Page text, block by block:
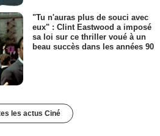
"Tu n'auras plus de souci avec
eux" : Clint Eastwood a imposé
sa loi sur ce thriller voué à un
beau succès dans les années 90
les actus Ciné